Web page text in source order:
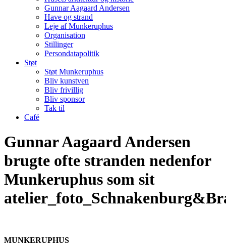
Gunnar Aagaard Andersen
Have og strand
Leje af Munkeruphus
Organisation
Stillinger
Persondatapolitik
Støt
Støt Munkeruphus
Bliv kunstven
Bliv frivillig
Bliv sponsor
Tak til
Café
Gunnar Aagaard Andersen
brugte ofte stranden nedenfor
Munkeruphus som sit
MUNKERUPHUS